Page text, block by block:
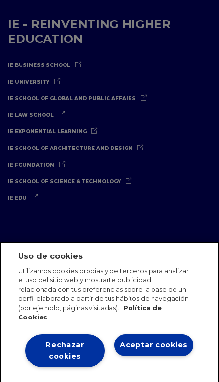
IE - REINVENTING HIGHER
EDUCATION
IE BUSINESS SCHOOL
IE UNIVERSITY
IE SCHOOL OF GLOBAL AND PUBLIC AFFAIRS
IE LAW SCHOOL
IE EXPONENTIAL LEARNING
IE SCHOOL OF ARCHITECTURE AND DESIGN
IE FOUNDATION
IE SCHOOL OF SCIENCE & TECHNOLOGY
IE EDU
Oficinas Internacionales
Contacto IE Jobs
Dona
Equipo de Comunicación
IE 2026
Uso de cookies
Utilizamos cookies propias y de terceros para analizar
el uso del sitio web y mostrarte publicidad
relacionada con tus preferencias sobre la base de un
perfil elaborado a partir de tus hábitos de navegación
(por ejemplo, páginas visitadas).
Política de
Cookies
Aceptar cookies
Rechazar
cookies